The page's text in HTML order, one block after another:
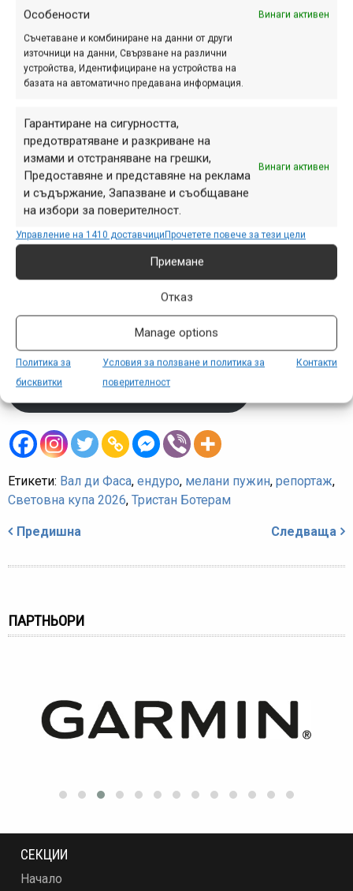
Особености Винаги активен
Съчетаване и комбиниране на данни от други
източници на данни, Свързване на различни
устройства, Идентифициране на устройства на
базата на автоматично предавана информация.
Гарантиране на сигурността,
предотвратяване и разкриване на
измами и отстраняване на грешки,
Предоставяне и представяне на реклама
и съдържание, Запазване и съобщаване
на избори за поверителност.
Винаги активен
Управление на 1410 доставчициПрочетете повече за тези цели
Приемане
Отказ
Manage options
Политика за
бисквитки
Условия за ползване и политика за
поверителност
Контакти
победа в кариерата му. Томасо Колоначи запази
(първи подиум и за него в Световната купа), а
сънародникът му Томасо Франкардо също успя да
размести позициите и да заеме третото място на
При жените не настъпиха промени в класирането –
Пужин спечели и този последен етап, респективно и
състезанието, следвана от Голдсбъри и Конъли.
Видеорепортаж от първия ден може да гледате тук:
https://www.youtube.com/watch?v=H-MsBWus3dc
Харесва ли ви съдържанието наMTB-BG.com?
можете да подкрепите дейността ни чрез Абонамент за
физически лица.
Повече можете да научите тук
Етикети: Вал ди Фаса, ендуро, мелани пужин, репортаж,
Световна купа 2026, Тристан Ботерам
Предишна Следваща
ПАРТНЬОРИ
СЕКЦИИ
Начало